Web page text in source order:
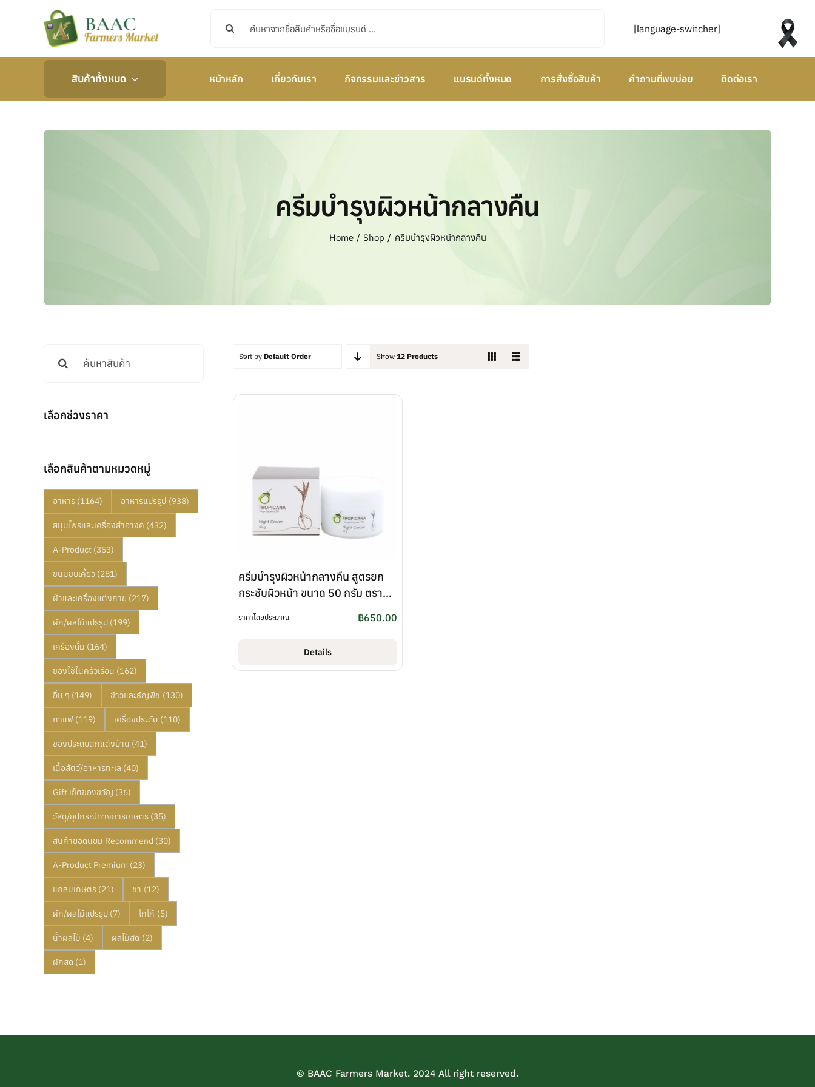
[language-switcher]
สินค้าทั้งหมด หน้าหลัก เกี่ยวกับเรา กิจกรรมและข่าวสาร แบรนด์ทั้งหมด การสั่งซื้อสินค้า คำถามที่พบบ่อย ติดต่อเรา
ครีมบำรุงผิวหน้ากลางคืน
Home Shop ครีมบำรุงผิวหน้ากลางคืน
เลือกช่วงราคา
เลือกสินค้าตามหมวดหมู่
อาหาร (1164) อาหารแปรรูป (938)
สมุนไพรและเครื่องสำอางค์ (432)
A-Product (353)
ขนมขบเคี้ยว (281)
ผ้าและเครื่องแต่งกาย (217)
ผัก/ผลไม้แปรรูป (199)
เครื่องดื่ม (164)
ของใช้ในครัวเรือน (162)
อื่น ๆ (149) ข้าวและธัญพืช (130)
กาแฟ (119) เครื่องประดับ (110)
ของประดับตกแต่งบ้าน (41)
เนื้อสัตว์/อาหารทะเล (40)
Gift เซ็ตของขวัญ (36)
วัสดุ/อุปกรณ์ทางการเกษตร (35)
สินค้ายอดนิยม Recommend (30)
A-Product Premium (23)
แกลมเกษตร (21) ชา (12)
ผัก/ผลไม้แปรรูป (7) โกโก้ (5)
น้ำผลไม้ (4) ผลไม้สด (2)
ผักสด (1)
Sort by Default Order Show 12 Products
ครีมบำรุงผิวหน้ากลางคืน สูตรยก
กระชับผิวหน้า ขนาด 50 กรัม ตรา
ราคาโดยประมาณ ฿650.00
Details
© BAAC Farmers Market. 2024 All right reserved.